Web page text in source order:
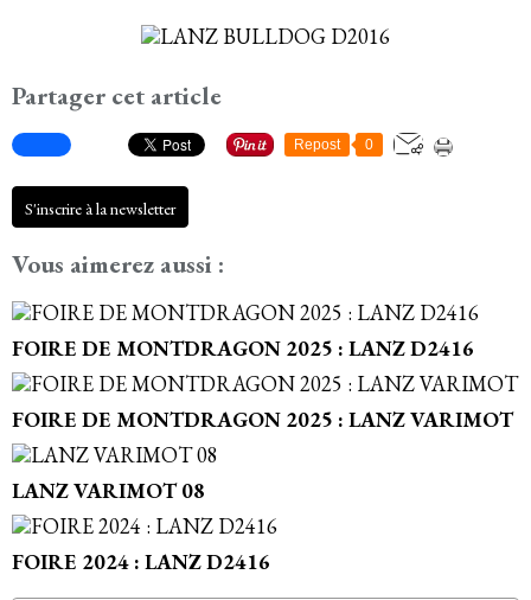
Partager cet article
Repost 0
S'inscrire à la newsletter
Vous aimerez aussi :
FOIRE DE MONTDRAGON 2025 : LANZ D2416
FOIRE DE MONTDRAGON 2025 : LANZ VARIMOT
LANZ VARIMOT 08
FOIRE 2024 : LANZ D2416